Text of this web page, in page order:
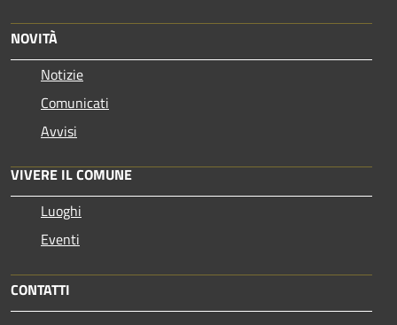
NOVITÀ
Notizie
Comunicati
Avvisi
VIVERE IL COMUNE
Luoghi
Eventi
CONTATTI